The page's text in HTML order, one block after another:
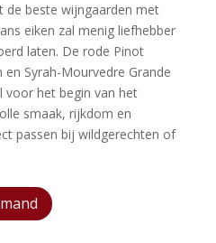
de beste wijngaarden met
eiken zal menig liefhebber
laten. De rode Pinot
Syrah-Mourvedre Grande
voor het begin van het
smaak, rijkdom en
passen bij wildgerechten of